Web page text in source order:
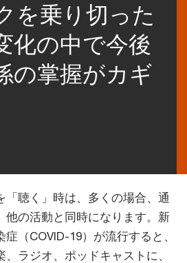
を乗り切った
化の中で今後
の掌握がカギ
「聴く」時は、多くの場合、通
他の活動と同時になります。新
（COVID-19）が流行すると、
ラジオ、ポッドキャストに、